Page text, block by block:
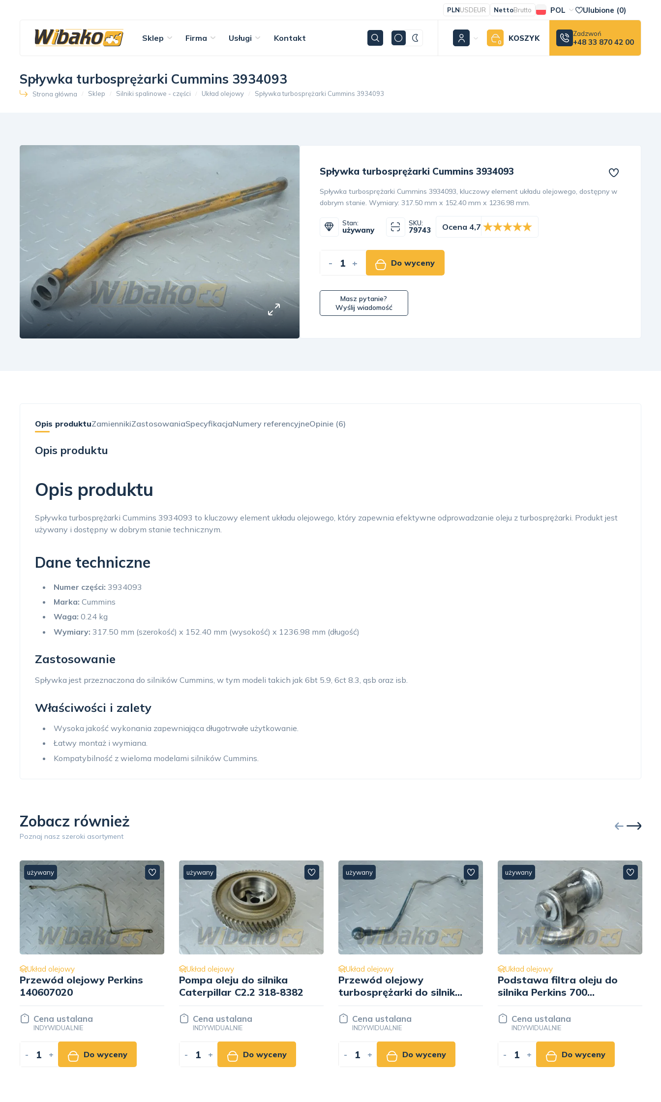
PLNUSDEUR NettoBrutto POL Ulubione (0)
Sklep Firma Usługi Kontakt 0 KOSZYK Zadzwoń
+48 33 870 42 00
Spływka turbosprężarki Cummins 3934093
Strona główna Sklep Silniki spalinowe - części Układ olejowy Spływka turbosprężarki Cummins 3934093
Spływka turbosprężarki Cummins 3934093
Spływka turbosprężarki Cummins 3934093, kluczowy element układu olejowego, dostępny w
dobrym stanie. Wymiary: 317.50 mm x 152.40 mm x 1236.98 mm.
Stan:
używany
SKU:
79743 Ocena 4,7
- + Do wyceny
Masz pytanie?
Wyślij wiadomość
Opis produktuZamiennikiZastosowaniaSpecyfikacjaNumery referencyjneOpinie (6)
Opis produktu
Opis produktu
Spływka turbosprężarki Cummins 3934093 to kluczowy element układu olejowego, który zapewnia efektywne odprowadzanie oleju z turbosprężarki. Produkt jest
używany i dostępny w dobrym stanie technicznym.
Dane techniczne
Numer części: 3934093
Marka: Cummins
Waga: 0.24 kg
Wymiary: 317.50 mm (szerokość) x 152.40 mm (wysokość) x 1236.98 mm (długość)
Zastosowanie
Spływka jest przeznaczona do silników Cummins, w tym modeli takich jak 6bt 5.9, 6ct 8.3, qsb oraz isb.
Właściwości i zalety
Wysoka jakość wykonania zapewniająca długotrwałe użytkowanie.
Łatwy montaż i wymiana.
Kompatybilność z wieloma modelami silników Cummins.
Zobacz również
Poznaj nasz szeroki asortyment
używany
Układ olejowy
Przewód olejowy Perkins
140607020
Cena ustalana
INDYWIDUALNIE
- + Do wyceny
używany
Układ olejowy
Pompa oleju do silnika
Caterpillar C2.2 318-8382
Cena ustalana
INDYWIDUALNIE
- + Do wyceny
używany
Układ olejowy
Przewód olejowy
turbosprężarki do silnika
Kubota V3307 1G776-
33043Cena ustalana
INDYWIDUALNIE
- + Do wyceny
używany
Układ olejowy
Podstawa filtra oleju do
silnika Perkins 700
3773P371
Cena ustalana
INDYWIDUALNIE
- + Do wyceny